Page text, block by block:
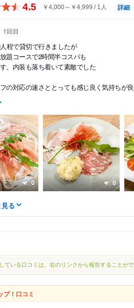
4.5 ￥4,000～￥4,999 1人 詳細
1回目
程で貸切で行きましたが
題コースで2時間半コスパも
。内装も落ち着いて素敵でした
の対応の速さととっても感じ良く気持ちが
0 0
る
ている口コミは、右のリンクから報告することがで
プ！口コミ